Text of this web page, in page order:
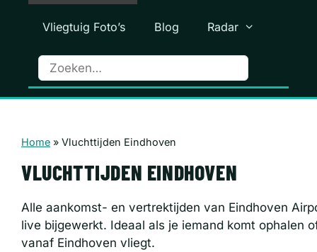
Vliegtuig Foto’s Blog Radar
Home » Vluchttijden Eindhoven
VLUCHTTIJDEN EINDHOVEN
Alle aankomst- en vertrektijden van Eindhoven
live bijgewerkt. Ideaal als je iemand komt ophalen
vanaf Eindhoven vliegt.